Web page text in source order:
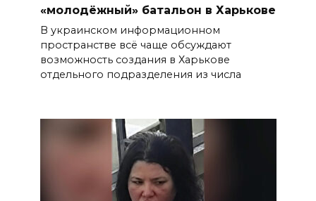
«молодёжный» батальон в Харькове
В украинском информационном
пространстве всё чаще обсуждают
возможность создания в Харькове
отдельного подразделения из числа